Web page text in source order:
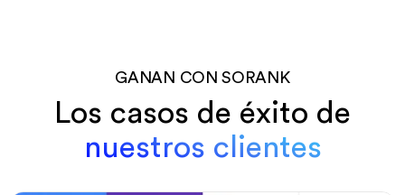
GANAN CON SORANK
Los casos de éxito de
nuestros clientes